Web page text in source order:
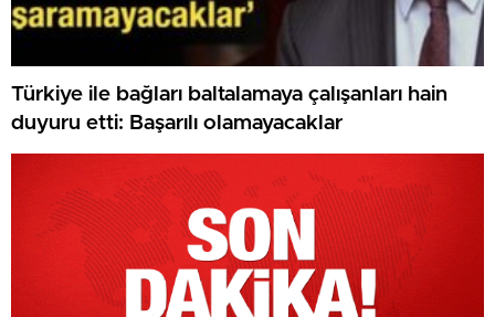
Türkiye ile bağları baltalamaya çalışanları hain
duyuru etti: Başarılı olamayacaklar